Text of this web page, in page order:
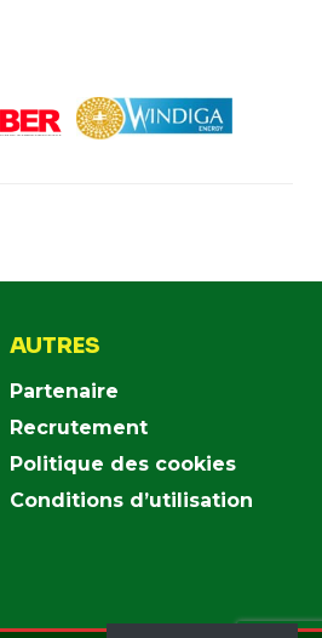
AUTRES
Partenaire
Recrutement
Politique des cookies
Conditions d’utilisation